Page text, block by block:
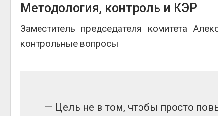
Методология, контроль и КЭР
Заместитель председателя комитета
контрольные вопросы.
— Цель не в том, чтобы просто